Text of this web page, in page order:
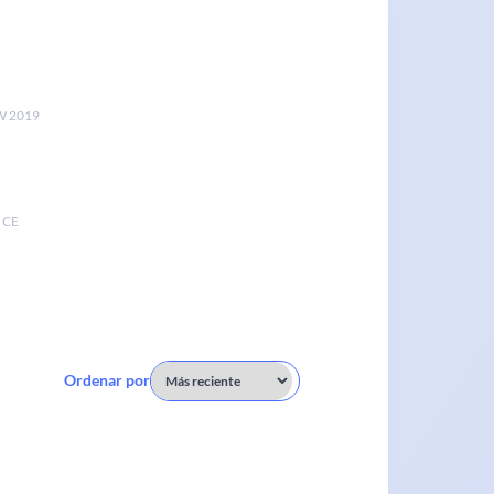
2019
Ordenar por